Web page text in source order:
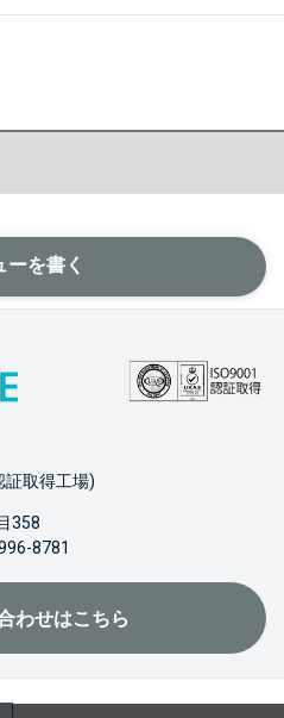
ーを書く
取得工場)
358
8781
わせはこちら